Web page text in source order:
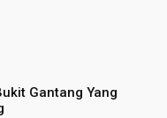
Gantang Yang